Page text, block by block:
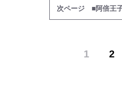
次ページ ■阿倍王子
1 2